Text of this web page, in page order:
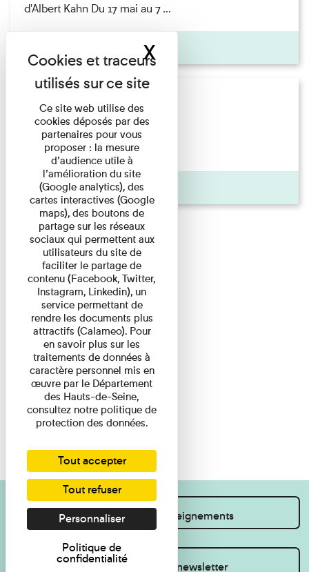
d'Albert Kahn Du 17 mai au 7 ...
Festival
Festival
Pages
Je souhaite des renseignements
Inscrivez-vous à la newsletter
Ce site web utilise des
cookies déposés par des
partenaires pour vous
proposer : la mesure
d’audience utile à
l’amélioration du site
(Google analytics), des
cartes interactives (Google
maps), des boutons de
partage sur les réseaux
sociaux qui permettent aux
utilisateurs du site de
faciliter le partage de
contenu (Facebook, Twitter,
Instagram, Linkedin), un
service permettant de
rendre les documents plus
attractifs (Calameo). Pour
en savoir plus sur les
traitements de données à
caractère personnel mis en
œuvre par le Département
des Hauts-de-Seine,
consultez notre politique de
protection des données.
Tout accepter
Tout refuser
Personnaliser
Politique de
confidentialité
XMasquer le